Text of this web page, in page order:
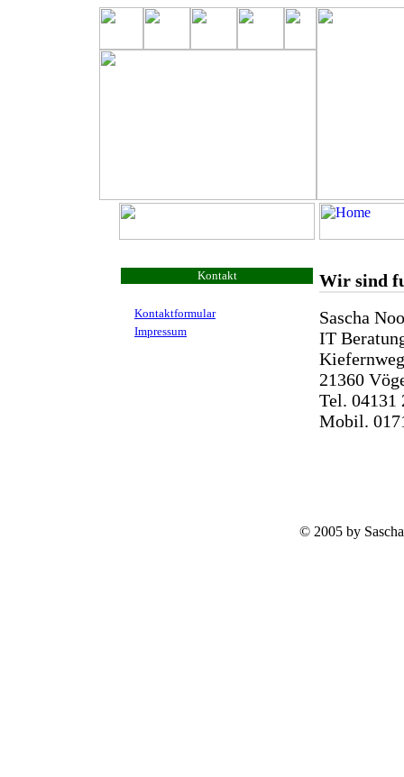
Kontakt
Kontaktformular
Impressum
Wir sind
Sascha
IT
21360
Tel. 04131
Mobil.
© 2005 by